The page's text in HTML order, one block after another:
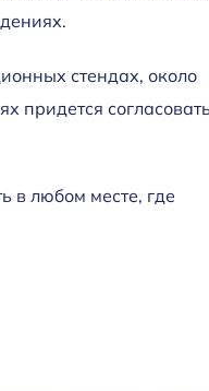
стендах, около
придется согласовать
в любом месте, где